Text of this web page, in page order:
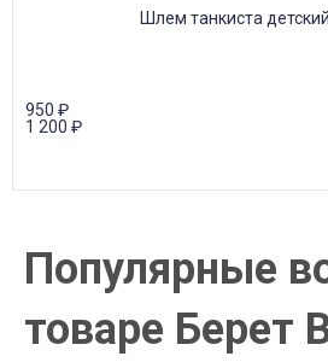
950 ₽
1 200 ₽
Популярные
товаре Берет